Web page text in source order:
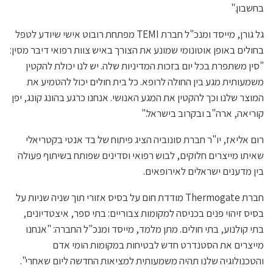
בחשבון."
גל גורן, מייסד ומנכ"ל חברת TEMI מפתחת רובוט אישי שיודע לטפל
בחולים באופן אוטונומי שמונע את הצורך באיש צוות רפואי דיבר מסין:
"סין משתפרת בכל יום בזכות המדיניות שלה. יש לנו יכולת להקטין
משמעותית מגע בין החולה לרופא. כל בית חולים יכול להטמיע את
המוצר שלנו וכך להקטין את המגע האנושי. אנחנו כרגע בהונג קונג, יפן
קוריאה, ארה"ב ובקרוב בישראל."
רום אליאז, יו"ר חברת סונוביה הציג פיתוח של בד אנטי בקטריאלי
שאיתו מייצרים חלוקים, לבוש רפואי וסדינים שפותח בשיתוף פעולה
בין מדענים ישראלים לאירופאים.
חברת Thermogate מודדת חום על בסיס אזורי תוך שניה שניות על
בסיס זיהוי פנים בכניסה למקומות צבוריים: בתי ספר, איצטדיונים,
בתי קולנוע, בתי חולים. מתן מלמד, מייסד ומנכ"ל החברה: "אנחנו
מייצרים את הסטנדרט חדש לבטיחות במקומות הומי אדם
והטכנולוגיה שלנו תהיה משמעותית למציאות החדשה ליום שאחרי".